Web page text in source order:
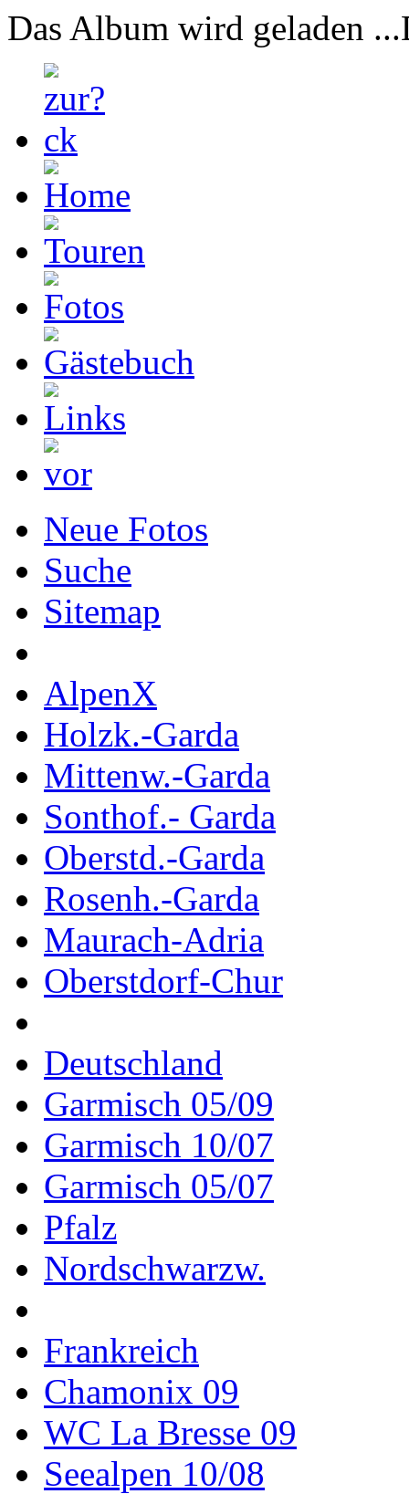
Das Album wird geladen ...
Neue Fotos
Suche
Sitemap
AlpenX
Holzk.-Garda
Mittenw.-Garda
Sonthof.- Garda
Oberstd.-Garda
Rosenh.-Garda
Maurach-Adria
Oberstdorf-Chur
Deutschland
Garmisch 05/09
Garmisch 10/07
Garmisch 05/07
Pfalz
Nordschwarzw.
Frankreich
Chamonix 09
WC La Bresse 09
Seealpen 10/08